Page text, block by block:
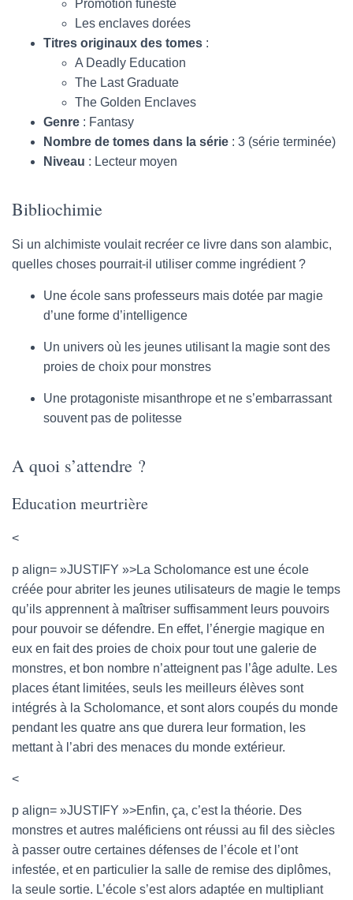
Promotion funeste
Les enclaves dorées
Titres originaux des tomes :
A Deadly Education
The Last Graduate
The Golden Enclaves
Genre : Fantasy
Nombre de tomes dans la série : 3 (série terminée)
Niveau : Lecteur moyen
Bibliochimie
Si un alchimiste voulait recréer ce livre dans son alambic,
quelles choses pourrait-il utiliser comme ingrédient ?
Une école sans professeurs mais dotée par magie
d’une forme d’intelligence
Un univers où les jeunes utilisant la magie sont des
proies de choix pour monstres
Une protagoniste misanthrope et ne s’embarrassant
souvent pas de politesse
A quoi s’attendre ?
Education meurtrière
<
p align= »JUSTIFY »>La Scholomance est une école
créée pour abriter les jeunes utilisateurs de magie le temps
qu’ils apprennent à maîtriser suffisamment leurs pouvoirs
pour pouvoir se défendre. En effet, l’énergie magique en
eux en fait des proies de choix pour tout une galerie de
monstres, et bon nombre n’atteignent pas l’âge adulte. Les
places étant limitées, seuls les meilleurs élèves sont
intégrés à la Scholomance, et sont alors coupés du monde
pendant les quatre ans que durera leur formation, les
mettant à l’abri des menaces du monde extérieur.
<
p align= »JUSTIFY »>Enfin, ça, c’est la théorie. Des
monstres et autres maléficiens ont réussi au fil des siècles
à passer outre certaines défenses de l’école et l’ont
infestée, et en particulier la salle de remise des diplômes,
la seule sortie. L’école s’est alors adaptée en multipliant